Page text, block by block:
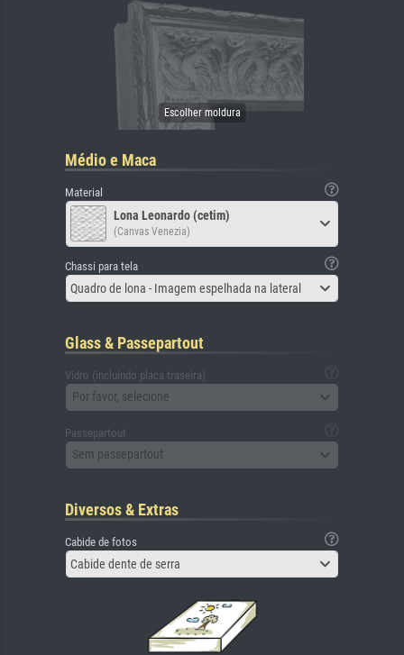
Médio e Maca
Material
Lona Leonardo (cetim)
(Canvas Venezia)
Chassi para tela
Quadro de lona - Imagem espelhada na lateral
Glass & Passepartout
Vidro (incluindo placa traseira)
Por favor, selecione
Passepartout
Sem passepartout
Diversos & Extras
Cabide de fotos
Cabide dente de serra